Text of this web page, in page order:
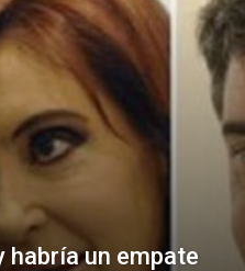
habría un empate